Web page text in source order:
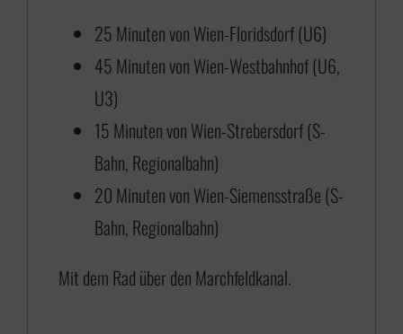
b
i
€
4
3
,
25 Minuten von Wien-Floridsdorf (U6)
45 Minuten von Wien-Westbahnhof (U6,
U3)
15 Minuten von Wien-Strebersdorf (S-
Bahn, Regionalbahn)
20 Minuten von Wien-Siemensstraße (S-
Bahn, Regionalbahn)
Mit dem Rad über den Marchfeldkanal.